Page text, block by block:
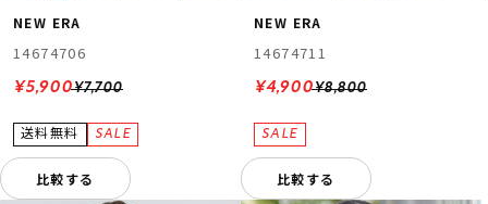
NEW ERA
14674706
¥7,700
¥5,900
比較する
NEW ERA
14674711
¥8,800
¥4,900
比較する